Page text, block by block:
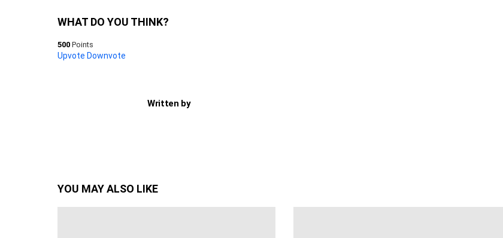
WHAT DO YOU THINK?
500 Points
Upvote Downvote
Written by
YOU MAY ALSO LIKE